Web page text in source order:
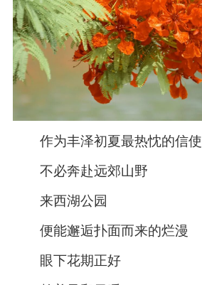
作为丰泽初夏最热忱的信使
不必奔赴远郊山野
来西湖公园
便能邂逅扑面而来的烂漫
眼下花期正好